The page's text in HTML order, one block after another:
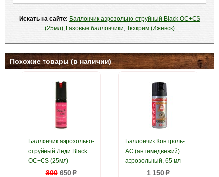
Искать на сайте: Баллончик аэрозольно-струйный Black OC+CS
(25мл), Газовые баллончики, Техкрим (Ижевск)
Похожие товары (в наличии)
Баллончик аэрозольно-
струйный Леди Black
OC+CS (25мл)
800 650p
Баллончик Контроль-
АС (антимедвежий)
аэрозольный, 65 мл
1 150p